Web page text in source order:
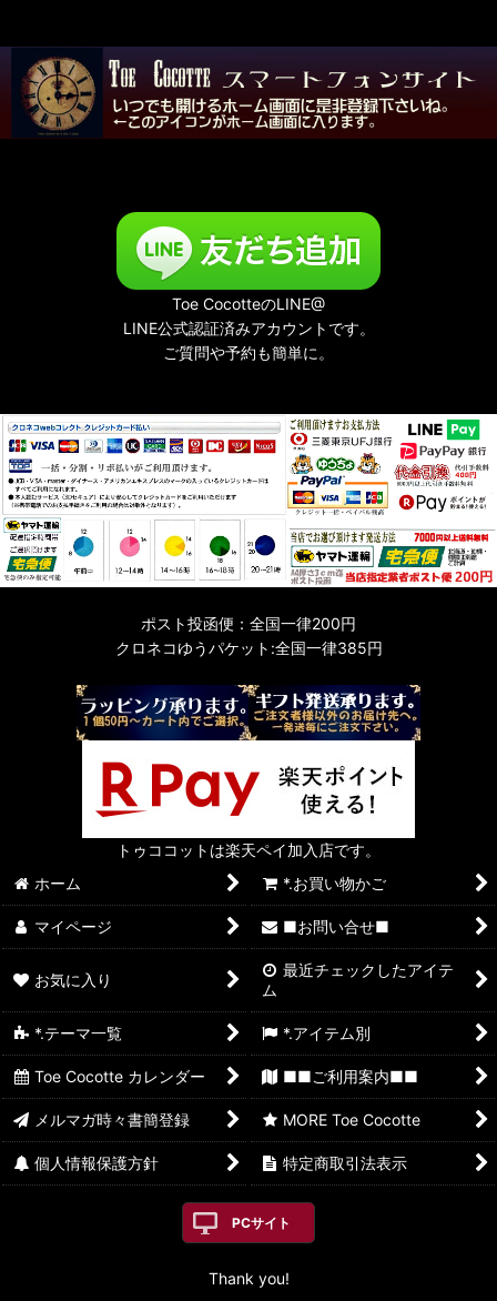
Toe CocotteのLINE@
LINE公式認証済みアカウントです。
ご質問や予約も簡単に。
ポスト投函便：全国一律200円
クロネコゆうパケット:全国一律385円
トゥココットは楽天ペイ加入店です。
ホーム
*.お買い物かご
マイページ ■お問い合せ■
お気に入り
最近チェックしたアイテ
ム
*.テーマ一覧 *.アイテム別
Toe Cocotte カレンダー ■■ご利用案内■■
メルマガ時々書簡登録 MORE Toe Cocotte
個人情報保護方針 特定商取引法表示
PCサイト
Thank you!